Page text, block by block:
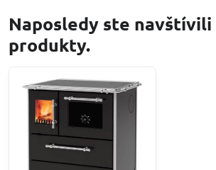
Naposledy ste
produkty.